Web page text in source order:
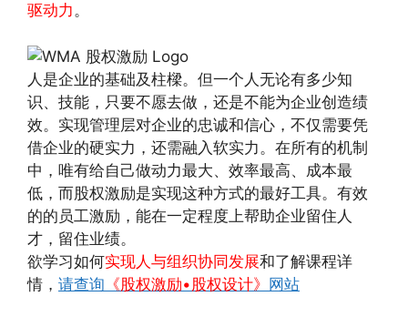
驱动力。
人是企业的基础及柱樑。但一个人无论有多少知
识、技能，只要不愿去做，还是不能为企业创造绩
效。实现管理层对企业的忠诚和信心，不仅需要凭
借企业的硬实力，还需融入软实力。在所有的机制
中，唯有给自己做动力最大、效率最高、成本最
低，而股权激励是实现这种方式的最好工具。有效
的的员工激励，能在一定程度上帮助企业留住人
才，留住业绩。
欲学习如何实现人与组织协同发展和了解课程详
情， 请查询 《股权激励•股权设计》 网站